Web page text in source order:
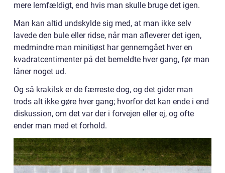
mere lemfældigt, end hvis man skulle bruge det igen.
Man kan altid undskylde sig med, at man ikke selv
lavede den bule eller ridse, når man afleverer det igen,
medmindre man minitiøst har gennemgået hver en
kvadratcentimenter på det bemeldte hver gang, før man
låner noget ud.
Og så krakilsk er de færreste dog, og det gider man
trods alt ikke gøre hver gang; hvorfor det kan ende i end
diskussion, om det var der i forvejen eller ej, og ofte
ender man med et forhold.